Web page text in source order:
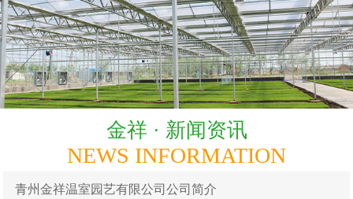
金祥 · 新闻资讯
NEWS INFORMATION
青州金祥温室园艺有限公司公司简介